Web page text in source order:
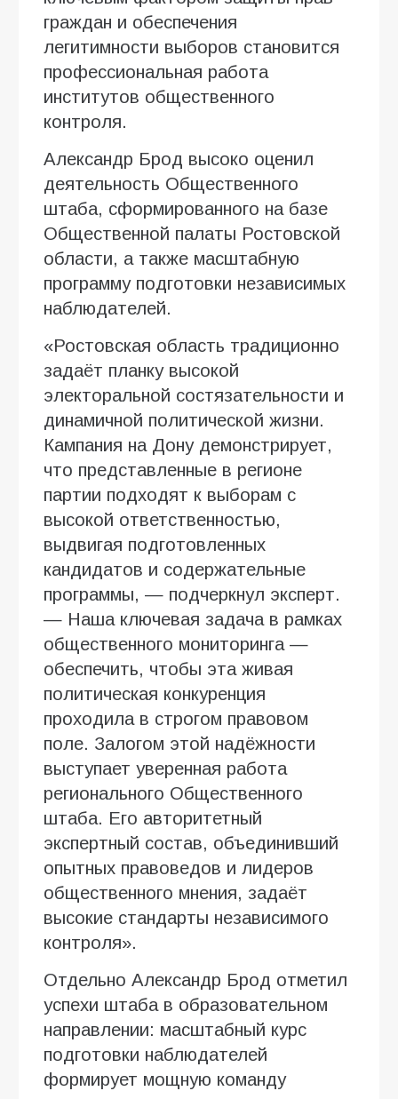
граждан и обеспечения
легитимности выборов становится
профессиональная работа
институтов общественного
контроля.
Александр Брод высоко оценил
деятельность Общественного
штаба, сформированного на базе
Общественной палаты Ростовской
области, а также масштабную
программу подготовки независимых
наблюдателей.
«Ростовская область традиционно
задаёт планку высокой
электоральной состязательности и
динамичной политической жизни.
Кампания на Дону демонстрирует,
что представленные в регионе
партии подходят к выборам с
высокой ответственностью,
выдвигая подготовленных
кандидатов и содержательные
программы, — подчеркнул эксперт.
— Наша ключевая задача в рамках
общественного мониторинга —
обеспечить, чтобы эта живая
политическая конкуренция
проходила в строгом правовом
поле. Залогом этой надёжности
выступает уверенная работа
регионального Общественного
штаба. Его авторитетный
экспертный состав, объединивший
опытных правоведов и лидеров
общественного мнения, задаёт
высокие стандарты независимого
контроля».
Отдельно Александр Брод отметил
успехи штаба в образовательном
направлении: масштабный курс
подготовки наблюдателей
формирует мощную команду